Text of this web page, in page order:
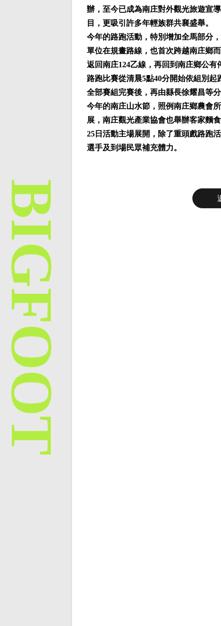
辦，至今已成為南庄對外觀光旅遊宣
目，更吸引許多年輕族群共襄盛舉。
今年的路跑活動，特別增加全馬部分
單位在規畫路線，也首次跨越南庄鄉
返回南庄124乙線，再回到南庄鄉公有
路跑比賽從清晨5點40分開始依組別
全部賽組完賽後，再由縣長徐耀昌等
今年的南庄山水節，照例南庄鄉農會
展，南庄觀光產業協會也舉辦客家麵
25日活動主場展開，除了重頭戲路跑
選手及到場民眾補充體力。